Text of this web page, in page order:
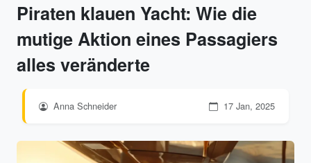
Piraten klauen Yacht: Wie die
mutige Aktion eines Passagiers
alles veränderte
Anna Schneider 17 Jan, 2025